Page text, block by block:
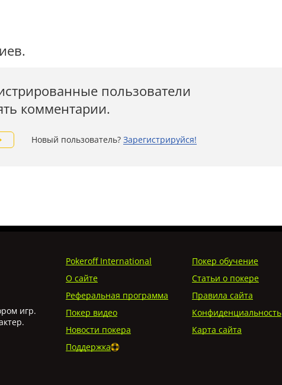
пользователи
комментарии.
Новый пользователь? Зарегистрируйся!
игр.
Pokeroff International
Покер обучение
О сайте
Статьи о покере
Реферальная программа
Правила сайта
Покер видео
Конфиденциальность
Новости покера
Карта сайта
Поддержка